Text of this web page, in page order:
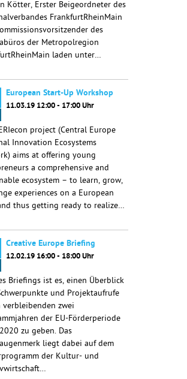
Kötter, Erster Beigeordneter des
FrankfurtRheinMain
des
der Metropolregion
laden unter…
European Start-Up Workshop
11.03.19 12:00 - 17:00 Uhr
project (Central Europe
Innovation Ecosystems
aims at offering young
a comprehensive and
ecosystem – to learn, grow,
experiences on a European
thus getting ready to realize…
Creative Europe Briefing
12.02.19 16:00 - 18:00 Uhr
Briefings ist es, einen Überblick
und Projektaufrufe
verbleibenden zwei
der EU-Förderperiode
zu geben. Das
liegt dabei auf dem
der Kultur- und